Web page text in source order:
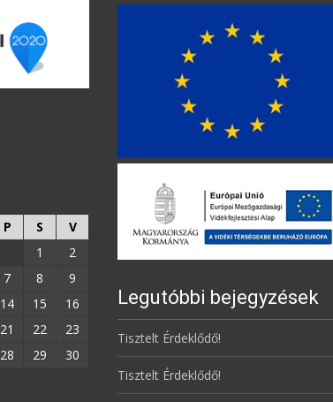
P S
V
1
2
7 8
9
14 15
16
21 22
23
28 29
30
Legutóbbi bejegyzések
Tisztelt Érdeklődő!
Tisztelt Érdeklődő!